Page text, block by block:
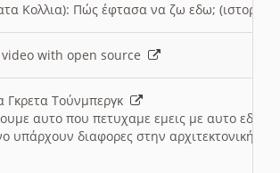
Κολλια): Πώς έφτασα να ζω εδω; (ιστορια)
with open source
Γκρετα Τούνμπεργκ
αυτο που πετυχαμε εμεις με αυτο εδω
υπάρχουν διαφορες στην αρχιτεκτονική